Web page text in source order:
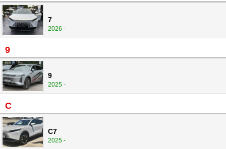
7
2026 -
9
9
2025 -
C
C7
2025 -